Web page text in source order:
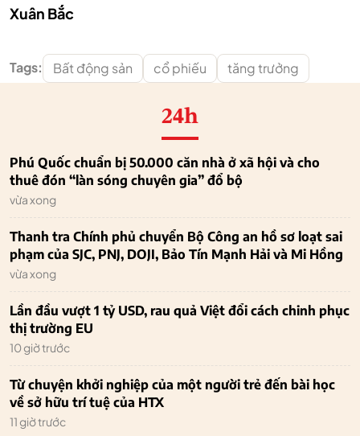
Xuân Bắc
Tags: Bất động sản cổ phiếu tăng trưởng
24h
Phú Quốc chuẩn bị 50.000 căn nhà ở xã hội và cho
thuê đón “làn sóng chuyên gia” đổ bộ
vừa xong
Thanh tra Chính phủ chuyển Bộ Công an hồ sơ loạt sai
phạm của SJC, PNJ, DOJI, Bảo Tín Mạnh Hải và Mi Hồng
vừa xong
Lần đầu vượt 1 tỷ USD, rau quả Việt đổi cách chinh phục
thị trường EU
10 giờ trước
Từ chuyện khởi nghiệp của một người trẻ đến bài học
về sở hữu trí tuệ của HTX
11 giờ trước